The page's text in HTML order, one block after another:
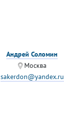
Андрей Соломин
Москва
sakerdon@yandex.ru